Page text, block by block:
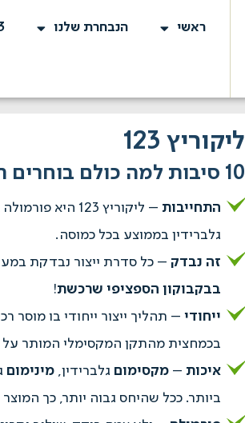
ראשי הנבחרת שלנו
ליקוריץ 123
10 סיבות למה כולם בוחרים רק אותו:
התחייבות – ליקוריץ 123 היא פורמולה DGL
גלברידין בממוצע בכל כמוסה.
זה נבדק – כל סדרת ייצור נבדקת
בבקבוקון הספציפי שרכשת!
ייחודי – תהליך ייצור ייחודי בו מוסר
בכמחצית מהתקן המקסימלי המותר על
איכות – מקסימום גלברידין, מינימום
ביותר. ככל שהיחס גבוה יותר, כך המוצר